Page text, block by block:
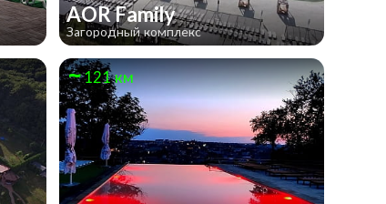
AOR Family
Загородный комплекс
121 км